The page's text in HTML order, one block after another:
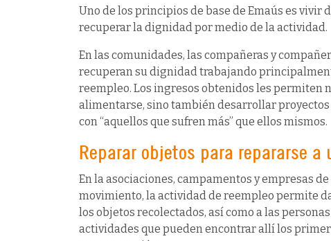
Uno de los principios de base de Emaús es vivir
recuperar la dignidad por medio de la actividad.
En las comunidades, las compañeras y
recuperan su dignidad trabajando
reempleo. Los ingresos obtenidos les permiten
alimentarse, sino también desarrollar
con “aquellos que sufren más” que ellos mismos.
Reparar objetos para repararse a
En la asociaciones, campamentos y empresas
movimiento, la actividad de reempleo permite
los objetos recolectados, así como a las
actividades que pueden encontrar allí los